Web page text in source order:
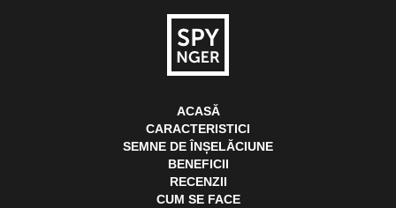
ACASĂ
CARACTERISTICI
SEMNE DE ÎNȘELĂCIUNE
BENEFICII
RECENZII
CUM SE FACE